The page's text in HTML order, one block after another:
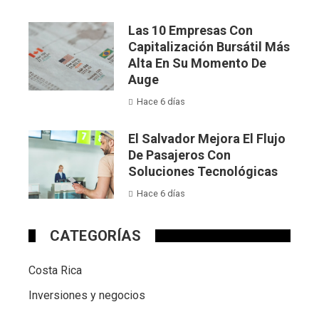
Las 10 Empresas Con
Capitalización Bursátil Más
Alta En Su Momento De
Auge
Hace 6 días
El Salvador Mejora El Flujo
De Pasajeros Con
Soluciones Tecnológicas
Hace 6 días
CATEGORÍAS
Costa Rica
Inversiones y negocios